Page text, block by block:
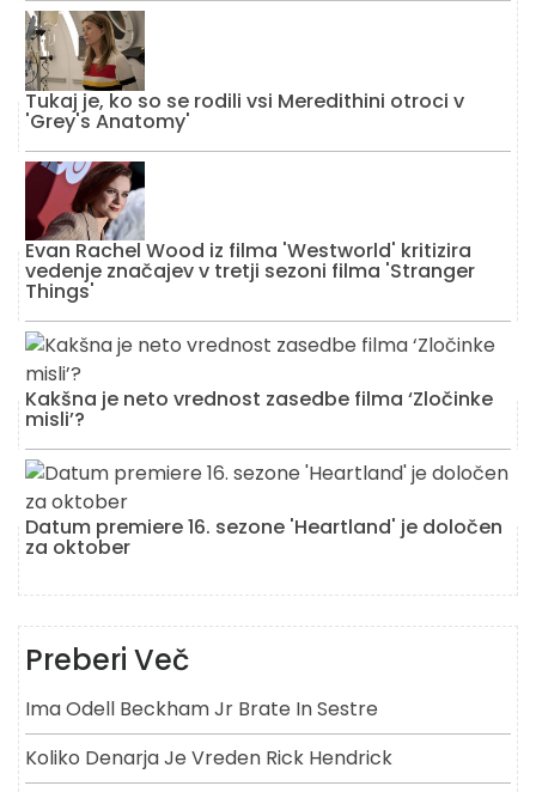
Tukaj je, ko so se rodili vsi Meredithini otroci v
'Grey's Anatomy'
Evan Rachel Wood iz filma 'Westworld' kritizira
vedenje značajev v tretji sezoni filma 'Stranger
Things'
Kakšna je neto vrednost zasedbe filma ‘Zločinke
misli’?
Datum premiere 16. sezone 'Heartland' je določen
za oktober
Preberi Več
Ima Odell Beckham Jr Brate In Sestre
Koliko Denarja Je Vreden Rick Hendrick